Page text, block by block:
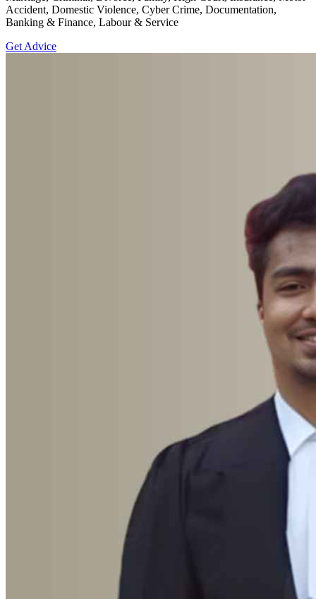
Accident, Domestic Violence, Cyber Crime, Documentation,
Banking & Finance, Labour & Service
Get Advice